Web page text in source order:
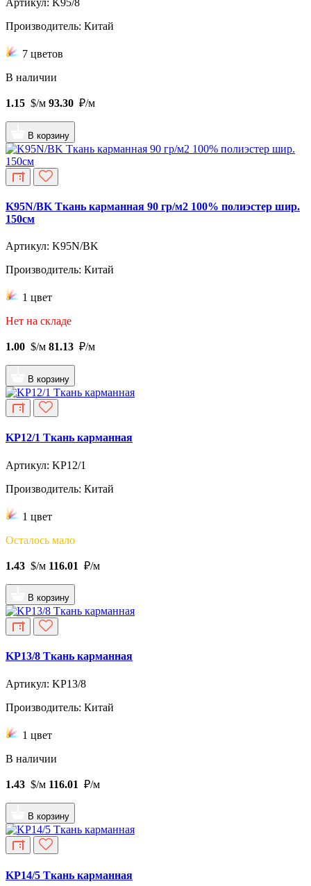
Артикул: K95/8
Производитель: Китай
7 цветов
В наличии
1.15 $/м 93.30 ₽/м
В корзину
K95N/BK Ткань карманная 90 гр/м2 100% полиэстер шир.
150см
Артикул: K95N/BK
Производитель: Китай
1 цвет
Нет на складе
1.00 $/м 81.13 ₽/м
В корзину
KP12/1 Ткань карманная
Артикул: KP12/1
Производитель: Китай
1 цвет
Осталось мало
1.43 $/м 116.01 ₽/м
В корзину
KP13/8 Ткань карманная
Артикул: KP13/8
Производитель: Китай
1 цвет
В наличии
1.43 $/м 116.01 ₽/м
В корзину
KP14/5 Ткань карманная